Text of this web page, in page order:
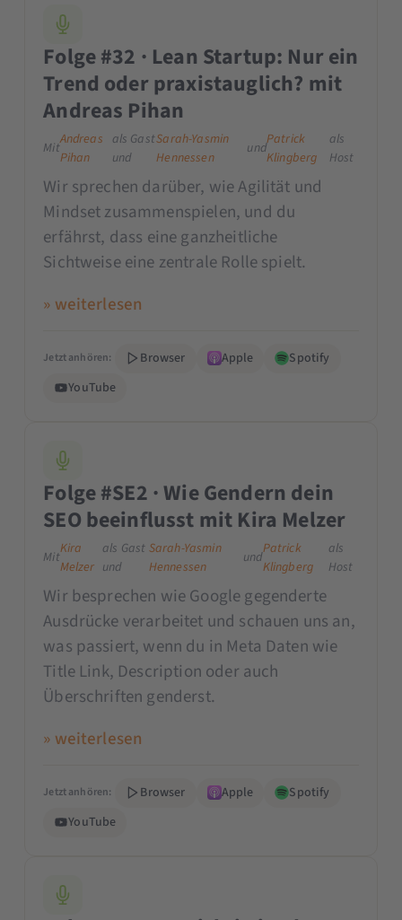
Folge #32 · Lean Startup: Nur ein
Trend oder praxistauglich? mit
Andreas Pihan
Mit
Andreas
Pihan
als Gast
und
Sarah-Yasmin
Hennessen
und
Patrick
Klingberg
als
Host
Wir sprechen darüber, wie Agilität und
Mindset zusammenspielen, und du
erfährst, dass eine ganzheitliche
Sichtweise eine zentrale Rolle spielt.
» weiterlesen
Jetzt anhören: Browser Apple
Spotify
YouTube
Folge #SE2 · Wie Gendern dein
SEO beeinflusst mit Kira Melzer
Mit
Kira
Melzer
als Gast
und
Sarah-Yasmin
Hennessen
und
Patrick
Klingberg
als
Host
Wir besprechen wie Google gegenderte
Ausdrücke verarbeitet und schauen uns an,
was passiert, wenn du in Meta Daten wie
Title Link, Description oder auch
Überschriften genderst.
» weiterlesen
Jetzt anhören: Browser Apple
Spotify
YouTube